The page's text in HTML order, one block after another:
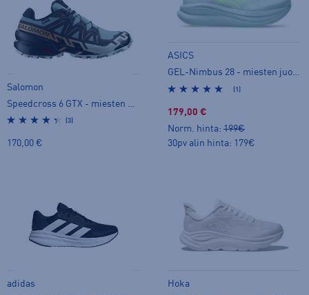
Salomon
(3)
170,00 €
ASICS
GEL-Nimbus 28 - miesten juoksukengät
(1)
179,00 €
Norm. hinta: 199€
30pv alin hinta: 179€
adidas
Hoka